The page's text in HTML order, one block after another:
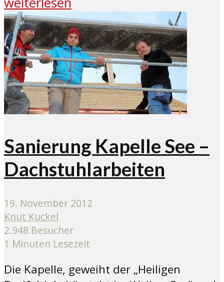
Sanierung Kapelle See –
Dachstuhlarbeiten
19. November 2012
Knut Kuckel
2.948 Besucher
1 Minuten Lesezeit
Die Kapelle, geweiht der „Heiligen